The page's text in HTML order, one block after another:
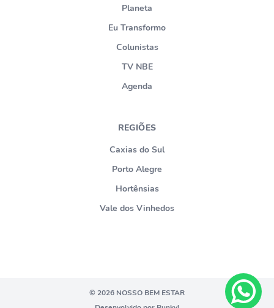
Planeta
Eu Transformo
Colunistas
TV NBE
Agenda
REGIÕES
Caxias do Sul
Porto Alegre
Hortênsias
Vale dos Vinhedos
© 2026 NOSSO BEM ESTAR